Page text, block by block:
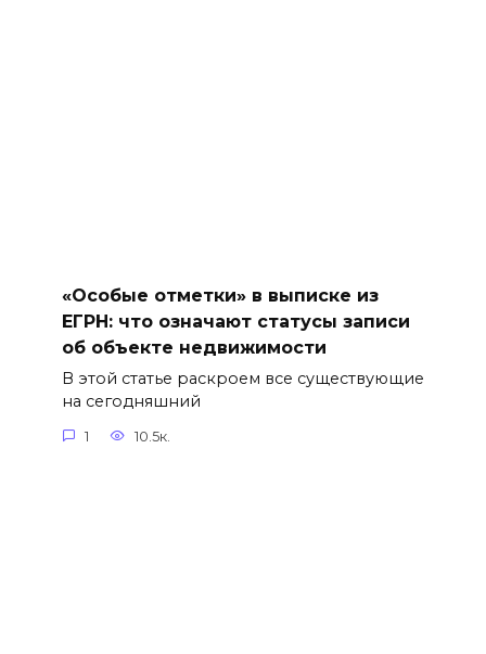
«Особые отметки» в выписке из
ЕГРН: что означают статусы записи
об объекте недвижимости
В этой статье раскроем все существующие
на сегодняшний
1 10.5к.